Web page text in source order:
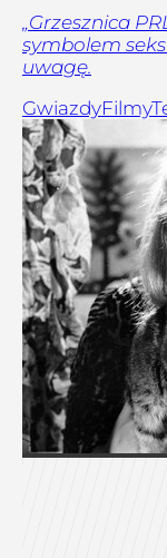
„Grzesznica
symbolem
uwagę.
GwiazdyFilmy